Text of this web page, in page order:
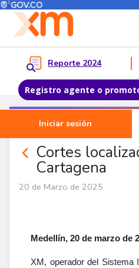
Pasar al contenido principal
Menú del Usuario
Reporte 2024
Registro agente o
Iniciar sesión
Cortes
Cartagena
Comunicados
20 de Marzo de 2025
Medellín, 20 de marzo de
XM, operador del Sistema